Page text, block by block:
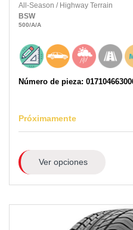
All-Season / Highway Terrain
BSW
500/A/A
Número de pieza:
Próximamente
Ver opciones